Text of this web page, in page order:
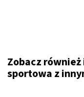
Zobacz
sportowa z